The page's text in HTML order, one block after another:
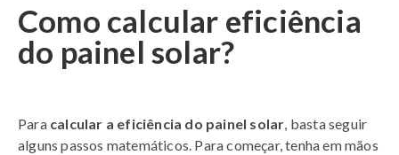
Como calcular eficiência
do painel solar?
Para calcular a eficiência do painel solar, basta seguir
alguns passos matemáticos. Para começar, tenha em mãos